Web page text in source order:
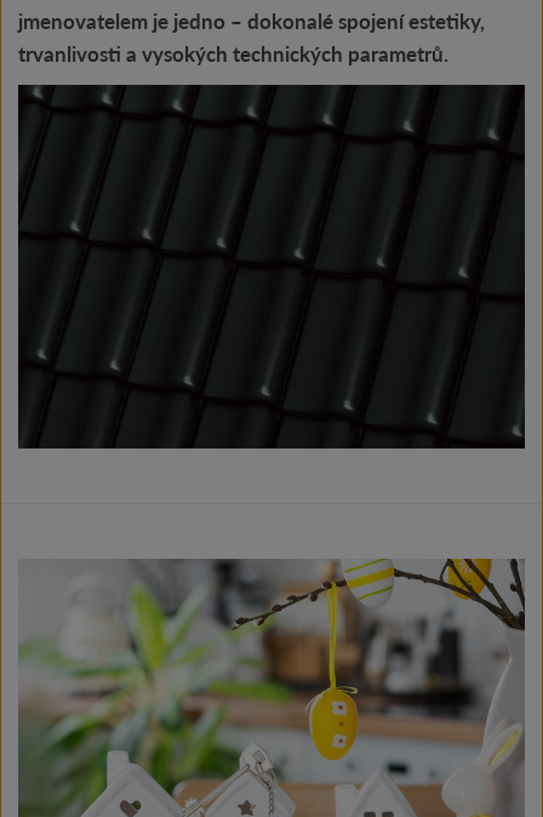
jmenovatelem je jedno – dokonalé spojení estetiky,
trvanlivosti a vysokých technických parametrů.